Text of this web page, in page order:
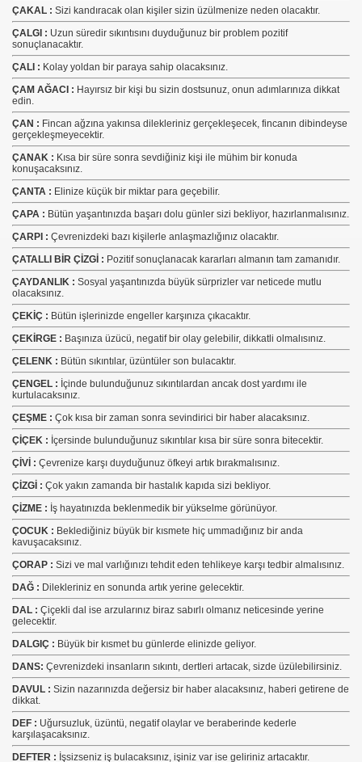
ÇAKAL : Sizi kandıracak olan kişiler sizin üzülmenize neden olacaktır.
ÇALGI : Uzun süredir sıkıntısını duyduğunuz bir problem pozitif
sonuçlanacaktır.
ÇALI : Kolay yoldan bir paraya sahip olacaksınız.
ÇAM AĞACI : Hayırsız bir kişi bu sizin dostsunuz, onun adımlarınıza dikkat
edin.
ÇAN : Fincan ağzına yakınsa dilekleriniz gerçekleşecek, fincanın dibindeyse
gerçekleşmeyecektir.
ÇANAK : Kısa bir süre sonra sevdiğiniz kişi ile mühim bir konuda
konuşacaksınız.
ÇANTA : Elinize küçük bir miktar para geçebilir.
ÇAPA : Bütün yaşantınızda başarı dolu günler sizi bekliyor, hazırlanmalısınız.
ÇARPI : Çevrenizdeki bazı kişilerle anlaşmazlığınız olacaktır.
ÇATALLI BİR ÇİZGİ : Pozitif sonuçlanacak kararları almanın tam zamanıdır.
ÇAYDANLIK : Sosyal yaşantınızda büyük sürprizler var neticede mutlu
olacaksınız.
ÇEKİÇ : Bütün işlerinizde engeller karşınıza çıkacaktır.
ÇEKİRGE : Başınıza üzücü, negatif bir olay gelebilir, dikkatli olmalısınız.
ÇELENK : Bütün sıkıntılar, üzüntüler son bulacaktır.
ÇENGEL : İçinde bulunduğunuz sıkıntılardan ancak dost yardımı ile
kurtulacaksınız.
ÇEŞME : Çok kısa bir zaman sonra sevindirici bir haber alacaksınız.
ÇİÇEK : İçersinde bulunduğunuz sıkıntılar kısa bir süre sonra bitecektir.
ÇİVİ : Çevrenize karşı duyduğunuz öfkeyi artık bırakmalısınız.
ÇİZGİ : Çok yakın zamanda bir hastalık kapıda sizi bekliyor.
ÇİZME : İş hayatınızda beklenmedik bir yükselme görünüyor.
ÇOCUK : Beklediğiniz büyük bir kısmete hiç ummadığınız bir anda
kavuşacaksınız.
ÇORAP : Sizi ve mal varlığınızı tehdit eden tehlikeye karşı tedbir almalısınız.
DAĞ : Dilekleriniz en sonunda artık yerine gelecektir.
DAL : Çiçekli dal ise arzularınız biraz sabırlı olmanız neticesinde yerine
gelecektir.
DALGIÇ : Büyük bir kısmet bu günlerde elinizde geliyor.
DANS: Çevrenizdeki insanların sıkıntı, dertleri artacak, sizde üzülebilirsiniz.
DAVUL : Sizin nazarınızda değersiz bir haber alacaksınız, haberi getirene de
dikkat.
DEF : Uğursuzluk, üzüntü, negatif olaylar ve beraberinde kederle
karşılaşacaksınız.
DEFTER : İşsizseniz iş bulacaksınız, işiniz var ise geliriniz artacaktır.